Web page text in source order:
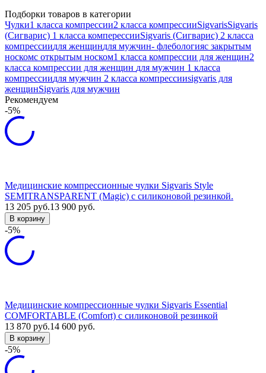
Подборки товаров в категории
Чулки1 класса компрессии2 класса компрессииSigvarisSigvaris
(Сигварис) 1 класса комперессииSigvaris (Сигварис) 2 класса
компрессиидля женщиндля мужчин- флебологияс закрытым
носкомс открытым носком1 класса компрессии для женщин2
класса компрессии для женщин для мужчин 1 класса
компрессиидля мужчин 2 класса компрессииsigvaris для
женщинSigvaris для мужчин
Рекомендуем
-5%
Медицинские компрессионные чулки Sigvaris Style
SEMITRANSPARENT (Magic) с силиконовой резинкой.
13 205 руб.13 900 руб.
В корзину
-5%
Медицинские компрессионные чулки Sigvaris Essential
COMFORTABLE (Comfort) с силиконовой резинкой
13 870 руб.14 600 руб.
В корзину
-5%